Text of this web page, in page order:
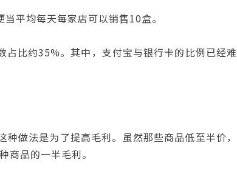
平均每天每家店可以销售10盒。
比约35%。其中，支付宝与银行卡的比例已经难
做法是为了提高毛利。虽然那些商品低至半价，
商品的一半毛利。